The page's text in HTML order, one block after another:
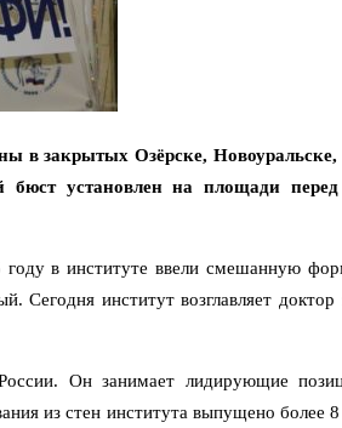
закрытых Озёрске,
установлен на площади перед
в институте ввели смешанную
институт возглавляет
Он занимает лидирующие
из стен института выпущено